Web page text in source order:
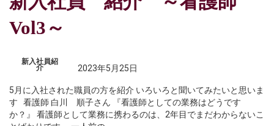
Vol3～
新入社員紹
介 2023年5月25日
5月に入社された職員の方を紹介 いろいろと聞いてみたいと思いま
す 看護師 白川 順子さん 『看護師としての業務はどうです
か？』 看護師として業務に携わるのは、2年目でまだわからないこ